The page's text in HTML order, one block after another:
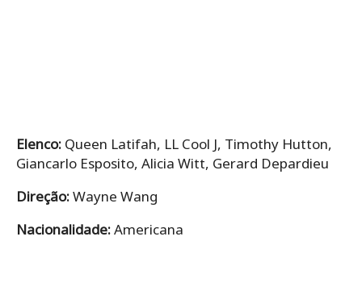
Elenco: Queen Latifah, LL Cool J, Timothy Hutton,
Giancarlo Esposito, Alicia Witt, Gerard Depardieu
Direção:Wayne Wang
Nacionalidade:Americana